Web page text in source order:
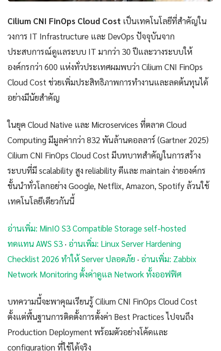
Cilium CNI FinOps Cloud Cost เป็นเทคโนโลยีที่สำคัญใน
วงการ IT Infrastructure และ DevOps ปัจจุบันจาก
ประสบการณ์ดูแลระบบ IT มากว่า 30 ปีและวางระบบให้
องค์กรกว่า 600 แห่งทั่วประเทศผมพบว่า Cilium CNI FinOps
Cloud Cost ช่วยเพิ่มประสิทธิภาพการทำงานและลดต้นทุนได้
อย่างมีนัยสำคัญ
ในยุค Cloud Native และ Microservices ที่ตลาด Cloud
Computing มีมูลค่ากว่า 832 พันล้านดอลลาร์ (Gartner 2025)
Cilium CNI FinOps Cloud Cost มีบทบาทสำคัญในการสร้าง
ระบบที่มี scalability สูง reliability ดีและ maintain ง่ายองค์กร
ชั้นนำทั่วโลกอย่าง Google, Netflix, Amazon, Spotify ล้วนใช้
เทคโนโลยีเดียวกันนี้
อ่านเพิ่ม: MinIO S3 Compatible Storage self-hosted
ทดแทน AWS S3 · อ่านเพิ่ม: Linux Server Hardening
Checklist 2026 ทำให้ Server ปลอดภัย · อ่านเพิ่ม: Zabbix
Network Monitoring ตั้งค่าดูแล Network ทั้งออฟฟิศ
บทความนี้จะพาคุณเรียนรู้ Cilium CNI FinOps Cloud Cost
ตั้งแต่พื้นฐานการติดตั้งการตั้งค่า Best Practices ไปจนถึง
Production Deployment พร้อมตัวอย่างโค้ดและ
configuration ที่ใช้ได้จริง